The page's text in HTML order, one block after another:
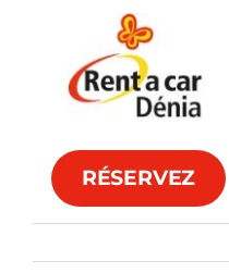
Flotte
RÉSERVEZ